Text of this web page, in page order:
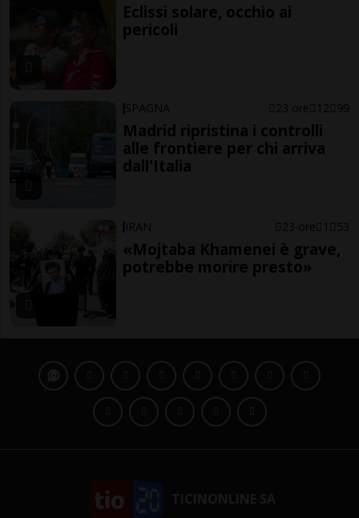
Eclissi solare, occhio ai
pericoli
SPAGNA 23 ore 12 99
Madrid ripristina i controlli
alle frontiere per chi arriva
dall'Italia
IRAN 23 ore 1 53
«Mojtaba Khamenei è grave,
potrebbe morire presto»